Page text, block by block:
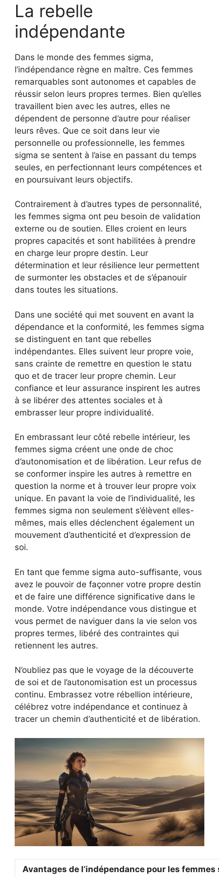
La rebelle
indépendante
Dans le monde des femmes sigma,
l’indépendance règne en maître. Ces femmes
remarquables sont autonomes et capables de
réussir selon leurs propres termes. Bien qu’elles
travaillent bien avec les autres, elles ne
dépendent de personne d’autre pour réaliser
leurs rêves. Que ce soit dans leur vie
personnelle ou professionnelle, les femmes
sigma se sentent à l’aise en passant du temps
seules, en perfectionnant leurs compétences et
en poursuivant leurs objectifs.
Contrairement à d’autres types de personnalité,
les femmes sigma ont peu besoin de validation
externe ou de soutien. Elles croient en leurs
propres capacités et sont habilitées à prendre
en charge leur propre destin. Leur
détermination et leur résilience leur permettent
de surmonter les obstacles et de s’épanouir
dans toutes les situations.
Dans une société qui met souvent en avant la
dépendance et la conformité, les femmes sigma
se distinguent en tant que rebelles
indépendantes. Elles suivent leur propre voie,
sans crainte de remettre en question le statu
quo et de tracer leur propre chemin. Leur
confiance et leur assurance inspirent les autres
à se libérer des attentes sociales et à
embrasser leur propre individualité.
En embrassant leur côté rebelle intérieur, les
femmes sigma créent une onde de choc
d’autonomisation et de libération. Leur refus de
se conformer inspire les autres à remettre en
question la norme et à trouver leur propre voix
unique. En pavant la voie de l’individualité, les
femmes sigma non seulement s’élèvent elles-
mêmes, mais elles déclenchent également un
mouvement d’authenticité et d’expression de
soi.
En tant que femme sigma auto-suffisante, vous
avez le pouvoir de façonner votre propre destin
et de faire une différence significative dans le
monde. Votre indépendance vous distingue et
vous permet de naviguer dans la vie selon vos
propres termes, libéré des contraintes qui
retiennent les autres.
N’oubliez pas que le voyage de la découverte
de soi et de l’autonomisation est un processus
continu. Embrassez votre rébellion intérieure,
célébrez votre indépendance et continuez à
tracer un chemin d’authenticité et de libération.
Avantages de l’indépendance pour les femmes